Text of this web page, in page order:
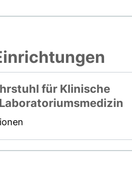
für Klinische